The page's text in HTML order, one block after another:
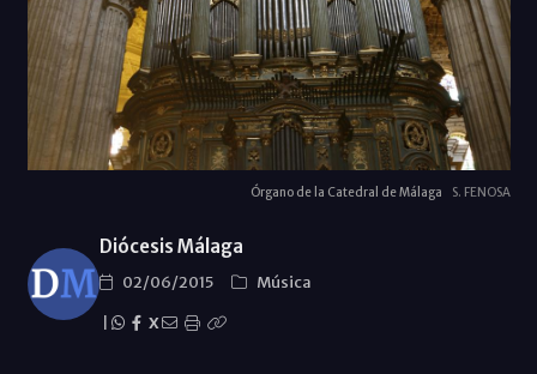
Órgano de la Catedral de Málaga S. FENOSA
Diócesis Málaga
02/06/2015
Música
X